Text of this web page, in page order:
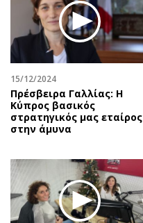
15/12/2024
Πρέσβειρα Γαλλίας: Η
Κύπρος βασικός
στρατηγικός μας εταίρος
στην άμυνα